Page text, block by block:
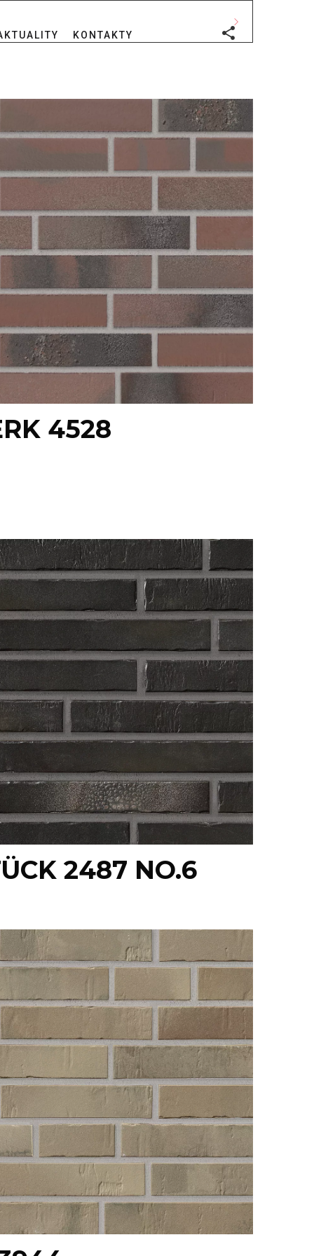
KONTAKTY
které jsou položeny vodorovně na maltový spoj
barevnými kombinacemi.
přidat vizuální zájem a designové prvky do
Nabízíme výběr pásků z cihel různých
pásků, včetně hladkých, reliéfních nebo
potřebám a designovým preferencím.
barev, velikostí, tvarů a povrchových úprav, čímž
vůči povětrnostním vlivům, snadno se udržují
jednotlivých cihlových pásků. Dále zde
naši zákaznickou podporu, která vám
4528
2487 NO.6